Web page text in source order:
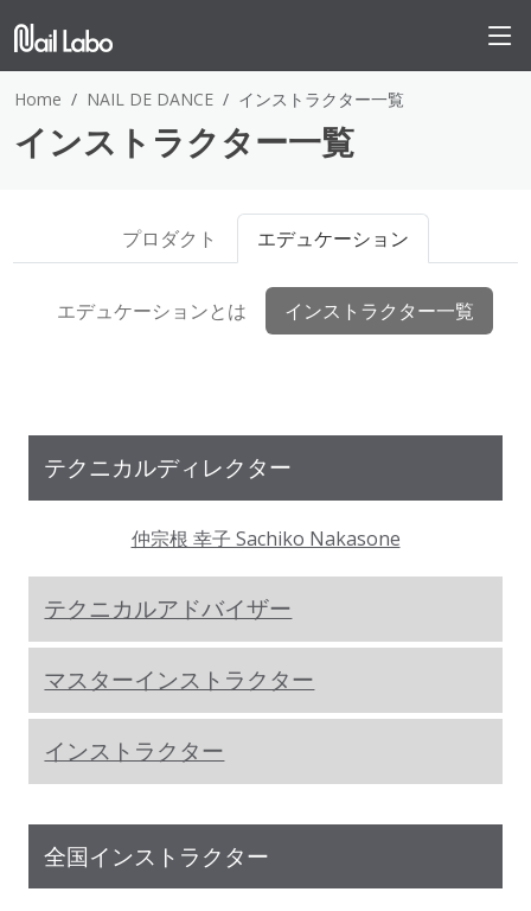
Home NAIL DE DANCE インストラクター一覧
インストラクター一覧
プロダクト エデュケーション
エデュケーションとは インストラクター一覧
テクニカルディレクター
仲宗根 幸子 Sachiko Nakasone
テクニカルアドバイザー
マスターインストラクター
インストラクター
全国インストラクター